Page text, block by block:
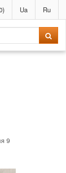
) Ua Ru
9